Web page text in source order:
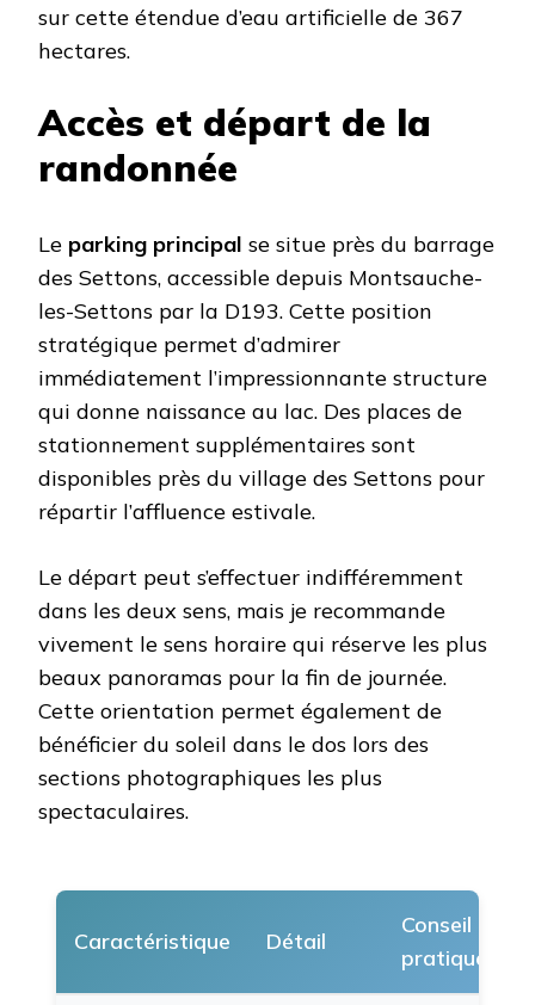
sur cette étendue d’eau artificielle de 367
hectares.
Accès et départ de la
randonnée
Le parking principal se situe près du barrage
des Settons, accessible depuis Montsauche-
les-Settons par la D193. Cette position
stratégique permet d’admirer
immédiatement l’impressionnante structure
qui donne naissance au lac. Des places de
stationnement supplémentaires sont
disponibles près du village des Settons pour
répartir l’affluence estivale.
Le départ peut s’effectuer indifféremment
dans les deux sens, mais je recommande
vivement le sens horaire qui réserve les plus
beaux panoramas pour la fin de journée.
Cette orientation permet également de
bénéficier du soleil dans le dos lors des
sections photographiques les plus
spectaculaires.
Caractéristique Détail
Conseil
pratique